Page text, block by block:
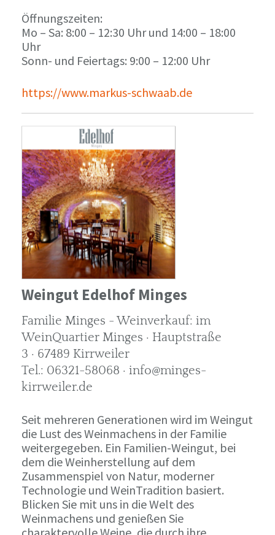
Öffnungszeiten:
Mo – Sa: 8:00 – 12:30 Uhr und 14:00 – 18:00
Uhr
Sonn- und Feiertags: 9:00 – 12:00 Uhr
https://www.markus-schwaab.de
Weingut Edelhof Minges
Familie Minges - Weinverkauf: im
WeinQuartier Minges · Hauptstraße
3 · 67489 Kirrweiler
Tel.: 06321-58068 · info@minges-
kirrweiler.de
Seit mehreren Generationen wird im Weingut
die Lust des Weinmachens in der Familie
weitergegeben. Ein Familien-Weingut, bei
dem die Weinherstellung auf dem
Zusammenspiel von Natur, moderner
Technologie und WeinTradition basiert.
Blicken Sie mit uns in die Welt des
Weinmachens und genießen Sie